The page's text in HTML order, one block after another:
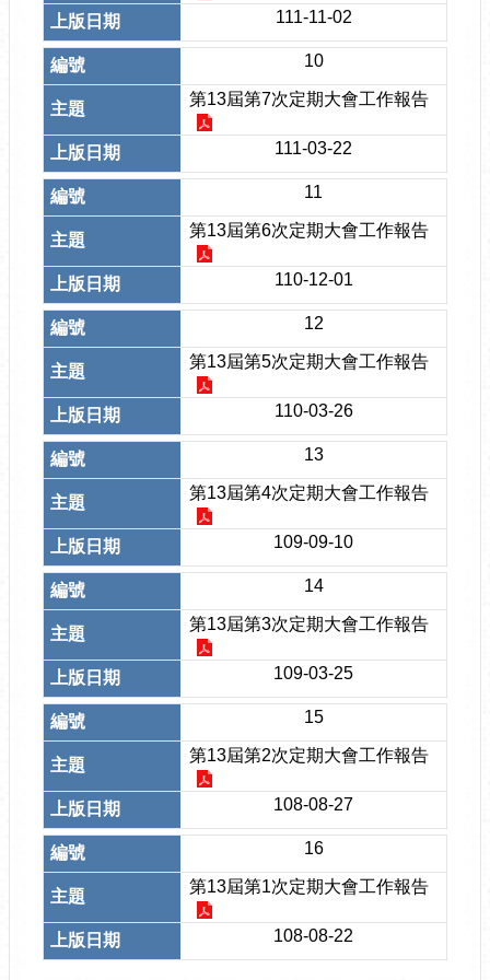
111-11-02
10
第13屆第7次定期大會工作報告
111-03-22
11
第13屆第6次定期大會工作報告
110-12-01
12
第13屆第5次定期大會工作報告
110-03-26
13
第13屆第4次定期大會工作報告
109-09-10
14
第13屆第3次定期大會工作報告
109-03-25
15
第13屆第2次定期大會工作報告
108-08-27
16
第13屆第1次定期大會工作報告
108-08-22